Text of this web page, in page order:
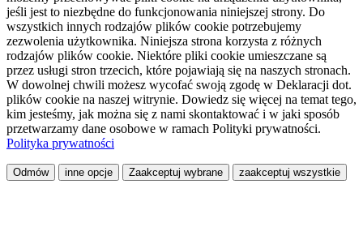
jeśli jest to niezbędne do funkcjonowania niniejszej strony. Do
wszystkich innych rodzajów plików cookie potrzebujemy
zezwolenia użytkownika. Niniejsza strona korzysta z różnych
rodzajów plików cookie. Niektóre pliki cookie umieszczane są
przez usługi stron trzecich, które pojawiają się na naszych stronach.
W dowolnej chwili możesz wycofać swoją zgodę w Deklaracji dot.
plików cookie na naszej witrynie. Dowiedz się więcej na temat tego,
kim jesteśmy, jak można się z nami skontaktować i w jaki sposób
przetwarzamy dane osobowe w ramach Polityki prywatności.
Polityka prywatności
Odmów inne opcje Zaakceptuj wybrane zaakceptuj wszystkie